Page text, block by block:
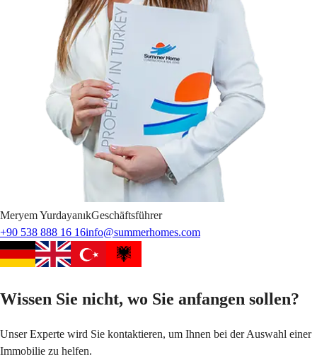
MeryemYurdayanıkGeschäftsführer
+90 538 888 16 16info@summerhomes.com
Wissen Sie nicht, wo Sie anfangen sollen?
Unser Experte wird Sie kontaktieren, um Ihnen bei der Auswahl einer
Immobilie zu helfen.